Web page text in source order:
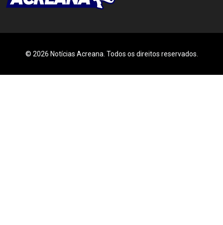
© 2026 Notícias Acreana. Todos os direitos reservados.